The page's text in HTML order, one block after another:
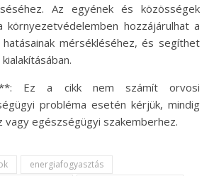
Az egyének és közösségek
hozzájárulhat a
mérsékléséhez, és segíthet
Ez a cikk nem számít orvosi
probléma esetén kérjük, mindig
egészségügyi szakemberhez.
energiafogyasztás